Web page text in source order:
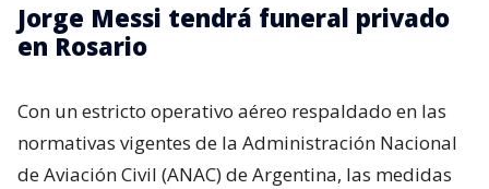
Jorge Messi tendrá funeral privado
en Rosario
Con un estricto operativo aéreo respaldado en las
normativas vigentes de la Administración Nacional
de Aviación Civil (ANAC) de Argentina, las medidas